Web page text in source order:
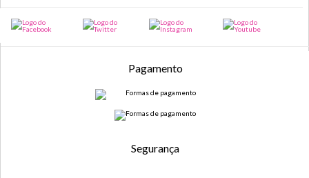
Pagamento
Segurança